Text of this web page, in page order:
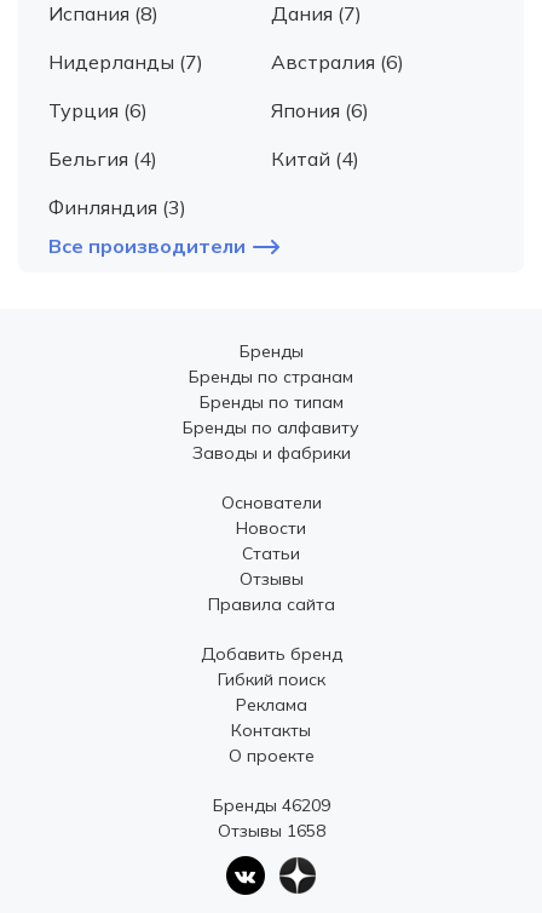
Испания (8)
Дания (7)
Нидерланды (7)
Австралия (6)
Турция (6)
Япония (6)
Бельгия (4)
Китай (4)
Финляндия (3)
Все производители
Бренды
Бренды по странам
Бренды по типам
Бренды по алфавиту
Заводы и фабрики
Основатели
Новости
Статьи
Отзывы
Правила сайта
Добавить бренд
Гибкий поиск
Реклама
Контакты
О проекте
Бренды 46209
Отзывы 1658